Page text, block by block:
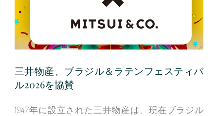
三井物産、ブラジル＆ラテンフェスティバ
ル2026を協賛
1947年に設立された三井物産は、現在ブラジル